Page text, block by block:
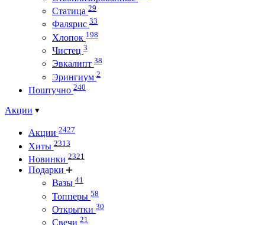
Статица 29
Фалярис 33
Хлопок 198
Чистец 3
Эвкалипт 38
Эрингиум 2
Поштучно 240
Акции
Акции 2427
Хиты 2313
Новинки 2321
Подарки
Вазы 41
Топперы 58
Открытки 30
Свечи 21